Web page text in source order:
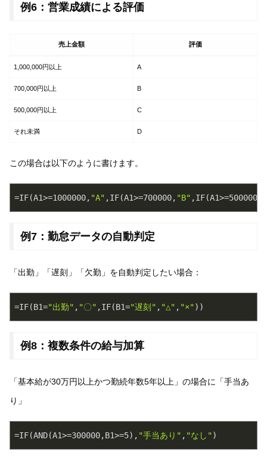
例6：営業成績による評価
売上金額 評価
1,000,000円以上 A
700,000円以上 B
500,000円以上 C
それ未満 D
この場合は以下のように書けます。
=IF(A1>=1000000, "A" ,IF(A1>=700000, "B" ,IF(A1>=500000
例7：勤怠データの自動判定
「出勤」「遅刻」「欠勤」を自動判定したい場合：
=IF(B1="出勤" , "〇" ,IF(B1="遅刻" , "△" , "×"
例8：複数条件の給与加算
「基本給が30万円以上かつ勤続年数5年以上」の場合に「手当あ
り」
=IF(AND(A1>=300000,B1>=5), "手当あり" , "なし"